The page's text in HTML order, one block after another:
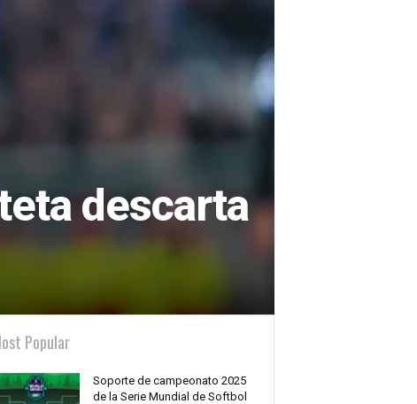
descarta
Popular
Soporte de campeonato 2025
de la Serie Mundial de Softbol